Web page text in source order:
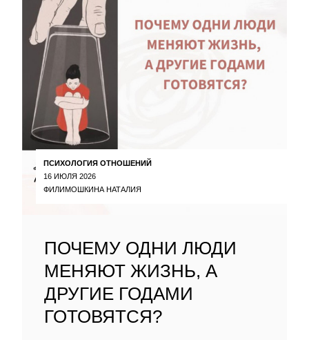
ПСИХОЛОГИЯ ОТНОШЕНИЙ
16 ИЮЛЯ 2026
ФИЛИМОШКИНА НАТАЛИЯ
ПОЧЕМУ ОДНИ ЛЮДИ
МЕНЯЮТ ЖИЗНЬ, А
ДРУГИЕ ГОДАМИ
ГОТОВЯТСЯ?